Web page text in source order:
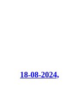
18-08-2024,